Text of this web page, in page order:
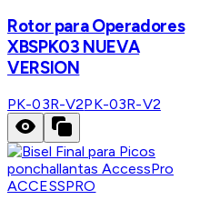
Rotor para Operadores
XBSPK03 NUEVA
VERSION
PK-03R-V2PK-03R-V2
ACCESSPRO